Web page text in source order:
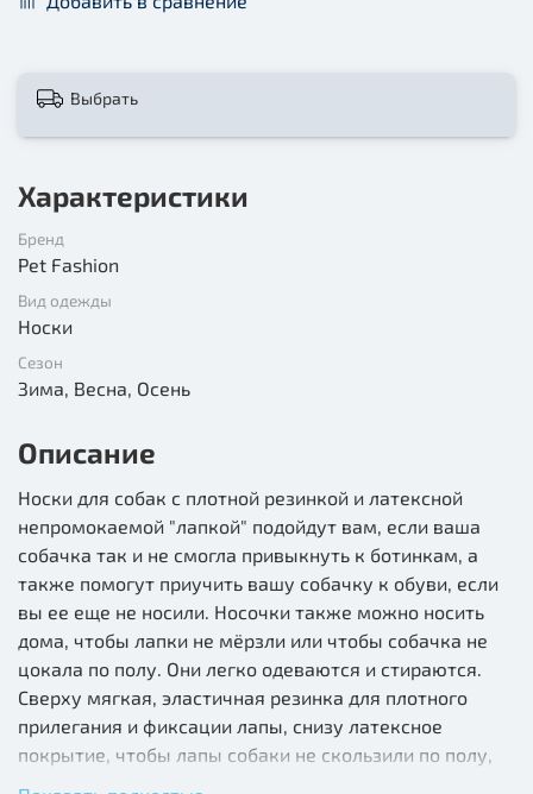
Выбрать
Характеристики
Бренд
Pet Fashion
Вид одежды
Носки
Сезон
Зима, Весна, Осень
Описание
Носки для собак с плотной резинкой и латексной
непромокаемой "лапкой" подойдут вам, если ваша
собачка так и не смогла привыкнуть к ботинкам, а
также помогут приучить вашу собачку к обуви, если
вы ее еще не носили. Носочки также можно носить
дома, чтобы лапки не мёрзли или чтобы собачка не
цокала по полу. Они легко одеваются и стираются.
Сверху мягкая, эластичная резинка для плотного
прилегания и фиксации лапы, снизу латексное
покрытие, чтобы лапы собаки не скользили по полу,